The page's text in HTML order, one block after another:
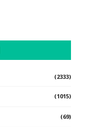
(2333)
(1015)
(69)